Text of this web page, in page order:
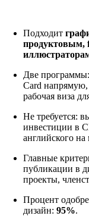
Подходит
продуктовым,
Две
Card
рабочая виза
Не требуется:
инвестиции в
английского
Главные
публикации в
проекты,
Процент
дизайн:95%.